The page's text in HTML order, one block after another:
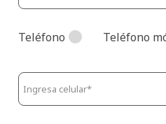
Teléfono Teléfono